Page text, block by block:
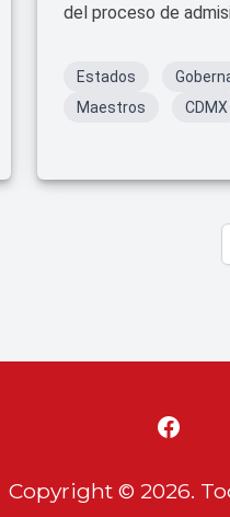
del proceso de
Estados
Maestros
CDMX
Copyright © 2026.